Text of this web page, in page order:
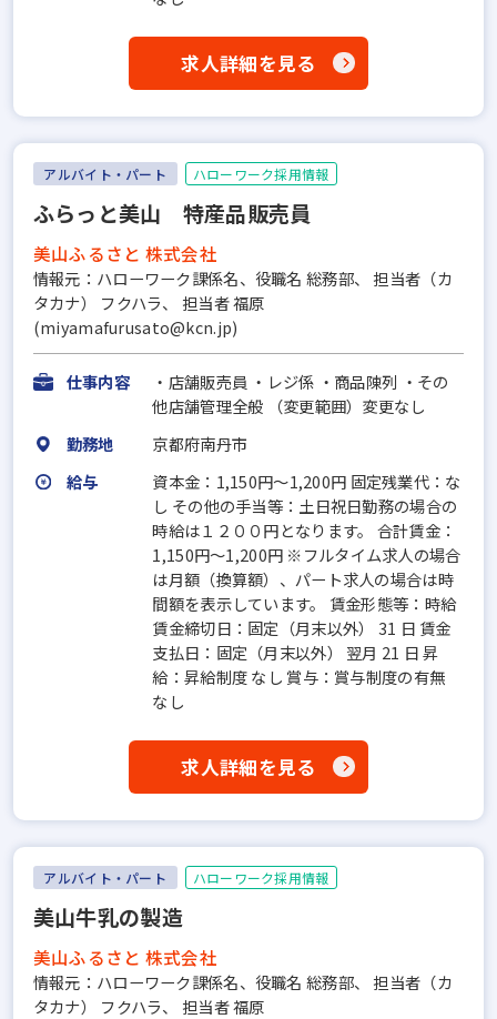
求人詳細を見る
アルバイト・パート ハローワーク採用情報
ふらっと美山 特産品販売員
美山ふるさと 株式会社
情報元：ハローワーク課係名、役職名 総務部、 担当者（カ
タカナ） フクハラ、 担当者 福原
(miyamafurusato@kcn.jp)
仕事内容
・店舗販売員 ・レジ係 ・商品陳列 ・その
他店舗管理全般 （変更範囲）変更なし
勤務地
京都府南丹市
給与
資本金：1,150円〜1,200円 固定残業代：な
し その他の手当等：土日祝日勤務の場合の
時給は１２００円となります。 合計賃金：
1,150円～1,200円 ※フルタイム求人の場合
は月額（換算額）、パート求人の場合は時
間額を表示しています。 賃金形態等：時給
賃金締切日：固定（月末以外） 31 日 賃金
支払日：固定（月末以外） 翌月 21 日 昇
給：昇給制度 なし 賞与：賞与制度の有無
なし
求人詳細を見る
アルバイト・パート ハローワーク採用情報
美山牛乳の製造
美山ふるさと 株式会社
情報元：ハローワーク課係名、役職名 総務部、 担当者（カ
タカナ） フクハラ、 担当者 福原